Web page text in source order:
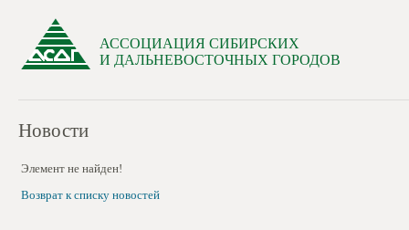
АССОЦИАЦИЯ СИБИРСКИХ
И ДАЛЬНЕВОСТОЧНЫХ ГОРОДОВ
Новости
Элемент не найден!
Возврат к списку новостей